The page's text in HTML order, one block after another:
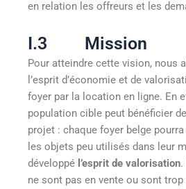
en relation les offreurs et les
I.3 Mission
Pour atteindre cette vision, nous
l’esprit d’économie et de
foyer par la location en ligne. En
population cible peut bénéficier
projet : chaque foyer belge
les objets peu utilisés dans leur
développé l’esprit de valorisation.
ne sont pas en vente ou sont